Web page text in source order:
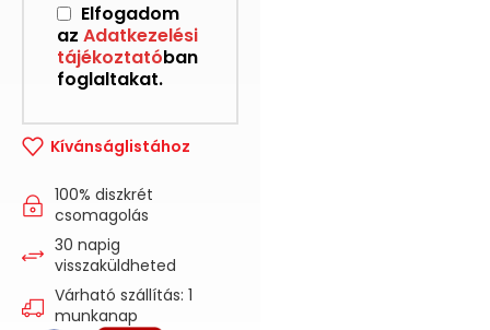
Elfogadom
az Adatkezelési
tájékoztatóban
foglaltakat.
Kívánságlistához
100% diszkrét
csomagolás
30 napig
visszaküldheted
Várható szállítás: 1
munkanap